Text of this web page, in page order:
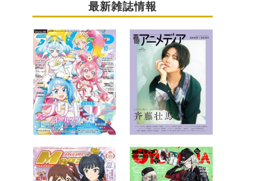
最新雑誌情報